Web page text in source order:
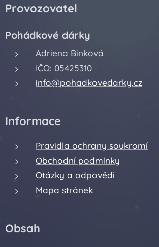
Provozovatel
Pohádkové dárky
Adriena Binková
IČO: 05425310
info@pohadkovedarky.cz
Informace
Pravidla ochrany soukromí
Obchodní podmínky
Otázky a odpovědi
Mapa stránek
Obsah